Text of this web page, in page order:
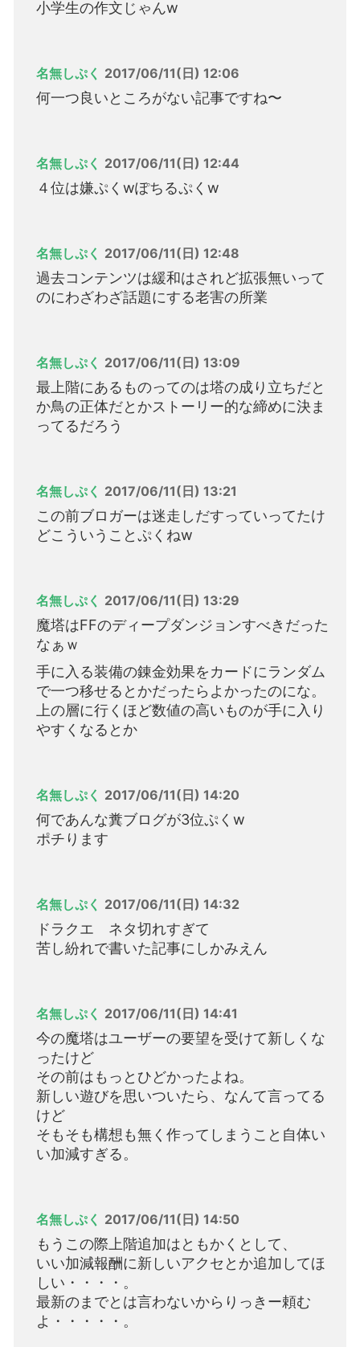
小学生の作文じゃんw
名無しぷく 2017/06/11(日) 12:06
何一つ良いところがない記事ですね〜
名無しぷく 2017/06/11(日) 12:44
４位は嫌ぷくwぽちるぷくw
名無しぷく 2017/06/11(日) 12:48
過去コンテンツは緩和はされど拡張無いって
のにわざわざ話題にする老害の所業
名無しぷく 2017/06/11(日) 13:09
最上階にあるものってのは塔の成り立ちだと
か鳥の正体だとかストーリー的な締めに決ま
ってるだろう
名無しぷく 2017/06/11(日) 13:21
この前ブロガーは迷走しだすっていってたけ
どこういうことぷくねw
名無しぷく 2017/06/11(日) 13:29
魔塔はFFのディープダンジョンすべきだった
なぁｗ
手に入る装備の錬金効果をカードにランダム
で一つ移せるとかだったらよかったのにな。
上の層に行くほど数値の高いものが手に入り
やすくなるとか
名無しぷく 2017/06/11(日) 14:20
何であんな糞ブログが3位ぷくw
ポチります
名無しぷく 2017/06/11(日) 14:32
ドラクエ ネタ切れすぎて
苦し紛れで書いた記事にしかみえん
名無しぷく 2017/06/11(日) 14:41
今の魔塔はユーザーの要望を受けて新しくな
ったけど
その前はもっとひどかったよね。
新しい遊びを思いついたら、なんて言ってる
けど
そもそも構想も無く作ってしまうこと自体い
い加減すぎる。
名無しぷく 2017/06/11(日) 14:50
もうこの際上階追加はともかくとして、
いい加減報酬に新しいアクセとか追加してほ
しい・・・・。
最新のまでとは言わないからりっきー頼む
よ・・・・・。